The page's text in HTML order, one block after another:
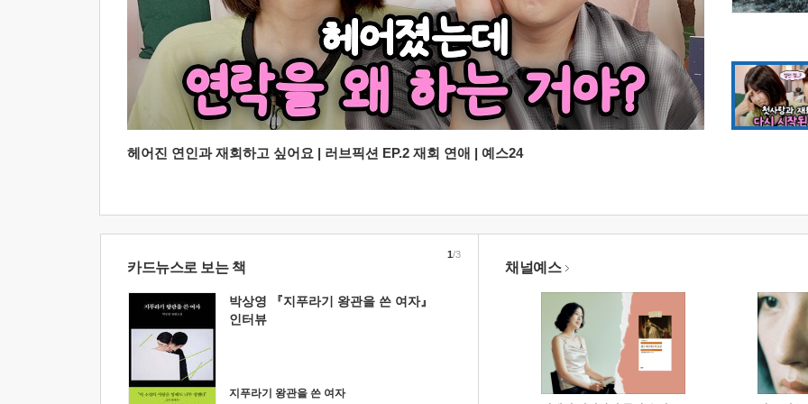
헤어진 연인과 재회하고 싶어요 | 러브픽션 EP.2 재회 연애 | 예스24
카드뉴스로 보는 책
박상영 『지푸라기 왕관을 쓴 여자』
인터뷰
지푸라기 왕관을 쓴 여자
1/3
채널예스